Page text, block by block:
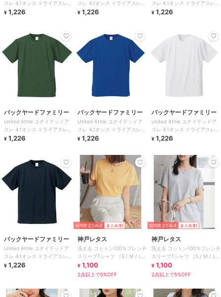
スレ 4.1オンス ドライアスレチ
ック Tシャツ
¥ 1,226
スレ 4.1オンス ドライアスレチ
ック Tシャツ
¥ 1,226
スレ 4.1オンス ドライアスレチ
ック Tシャツ
¥ 1,226
バックヤードファミリー
United Athle ユナイテッドア
スレ 4.1オンス ドライアスレチ
ック Tシャツ
¥ 1,226
バックヤードファミリー
United Athle ユナイテッドア
スレ 4.1オンス ドライアスレチ
ック Tシャツ
¥ 1,226
バックヤードファミリー
United Athle ユナイテッドア
スレ 4.1オンス ドライアスレチ
ック Tシャツ
¥ 1,226
バックヤードファミリー
United Athle ユナイテッドア
スレ 4.1オンス ドライアスレチ
ック Tシャツ
¥ 1,226
期間限定SALE まとめ割
神戸レタス
洗える コットン100％フレンチ
スリーブTシャツ ［S / M / L］
[C5106]
¥ 1,100
2点以上で5%OFF
期間限定SALE まとめ割
神戸レタス
洗える コットン100％フレンチ
スリーブTシャツ ［S / M / L］
[C5106]
¥ 1,100
2点以上で5%OFF